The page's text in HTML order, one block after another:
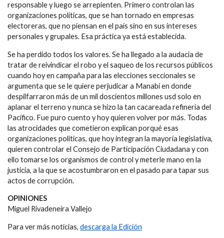
responsable y luego se arrepienten. Primero controlan las
organizaciones políticas, que se han tornado en empresas
electoreras, que no piensan en el país sino en sus intereses
personales y grupales. Esa práctica ya está establecida.
Se ha perdido todos los valores. Se ha llegado a la audacia de
tratar de reivindicar el robo y el saqueo de los recursos públicos
cuando hoy en campaña para las elecciones seccionales se
argumenta que se le quiere perjudicar a Manabí en donde
despilfarraron más de un mil doscientos millones usd solo en
aplanar el terreno y nunca se hizo la tan cacareada refinería del
Pacífico. Fue puro cuento y hoy quieren volver por más. Todas
las atrocidades que cometieron explican porqué esas
organizaciones políticas, que hoy integran la mayoría legislativa,
quieren controlar el Consejo de Participación Ciudadana y con
ello tomarse los organismos de control y meterle mano en la
justicia, a la que se acostumbraron en el pasado para tapar sus
actos de corrupción.
OPINIONES
Miguel Rivadeneira Vallejo
Para ver más noticias, descarga la Edición